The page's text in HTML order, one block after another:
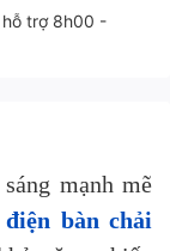
hỗ trợ 8h00 -
mạnh mẽ
bàn chải